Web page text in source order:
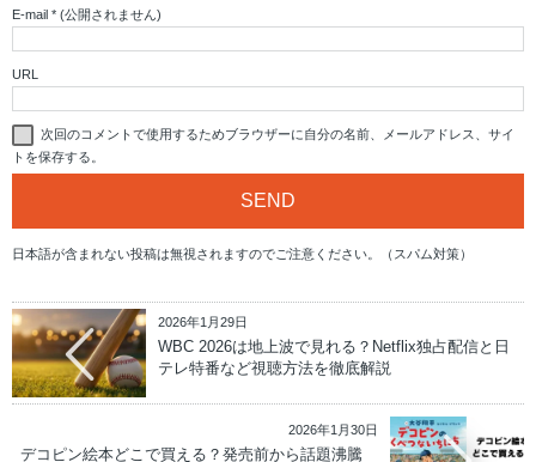
E-mail * (公開されません)
URL
次回のコメントで使用するためブラウザーに自分の名前、メールアドレス、サイ
トを保存する。
日本語が含まれない投稿は無視されますのでご注意ください。（スパム対策）
2026年1月29日
WBC 2026は地上波で見れる？Netflix独占配信と日
テレ特番など視聴方法を徹底解説
2026年1月30日
デコピン絵本どこで買える？発売前から話題沸騰